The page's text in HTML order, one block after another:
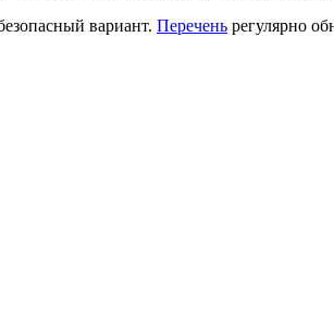
вариант. Перечень регулярно